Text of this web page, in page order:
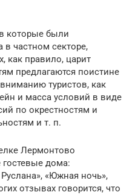
которые были
частном секторе,
как правило, царит
предлагаются поистине
туристов, как
и масса условий в виде
по окрестностям и
и т. п.
Лермонтово
гостевые дома:
«Южная ночь»,
отзывах говорится, что